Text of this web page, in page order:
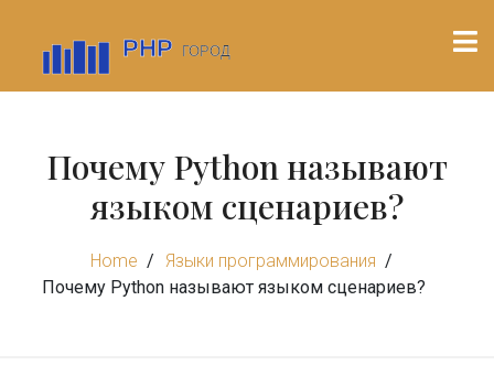
Почему Python называют
языком сценариев?
Home
Языки программирования
Почему Python называют языком сценариев?